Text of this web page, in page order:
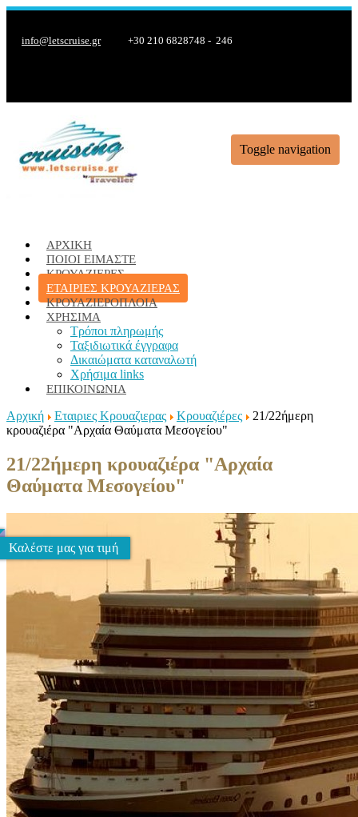
info@letscruise.gr +30 210 6828748 - 246
Toggle navigation
ΑΡΧΙΚΉ
ΠΟΙΟΊ ΕΊΜΑΣΤΕ
ΚΡΟΥΑΖΙΈΡΕΣ
ΕΤΑΙΡΙΕΣ ΚΡΟΥΑΖΙΕΡΑΣ
ΚΡΟΥΑΖΙΕΡΌΠΛΟΙΑ
ΧΡΉΣΙΜΑ
Τρόποι πληρωμής
Ταξιδιωτικά έγγραφα
Δικαιώματα καταναλωτή
Χρήσιμα links
ΕΠΙΚΟΙΝΩΝΊΑ
Αρχική Εταιριες Κρουαζιερας Κρουαζιέρες
21/22ήμερη
κρουαζιέρα "Αρχαία Θαύματα Μεσογείου"
21/22ήμερη κρουαζιέρα "Αρχαία
Θαύματα Μεσογείου"
Καλέστε μας για τιμή